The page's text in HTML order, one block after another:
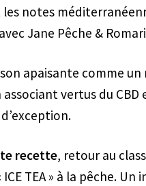
les notes
Jane Pêche &
apaisante comme un
associant vertus du
recette, retour au
ICE TEA » à la pêche. Un